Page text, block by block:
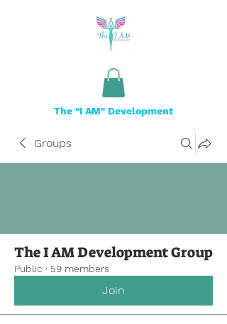
The "I AM" Development
Groups
The I AM Development Group
Public · 59 members
Join